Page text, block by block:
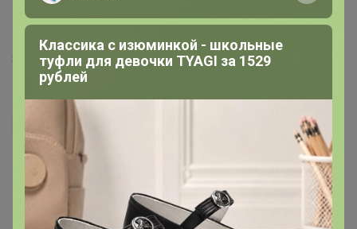
Классная доска. У меня много досок разной цены и из
разного материала. Этой тоже очень довольна.
8 мая, 2018 10:31
VeraKP
Отличная досточка, пластик качественный-толстый.
11 апреля, 2018 09:43
Классика с изюминкой - школьные
туфли для девочки TYAGI за 1529
рублей